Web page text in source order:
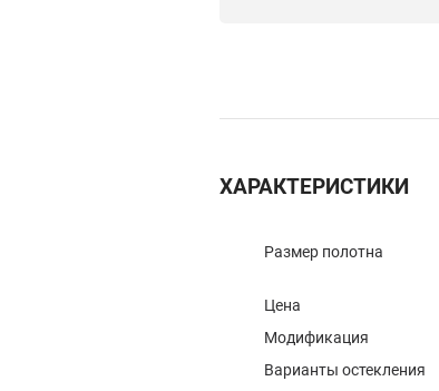
ХАРАКТЕРИСТИКИ
Размер полотна
Цена
Модификация
Варианты остекления